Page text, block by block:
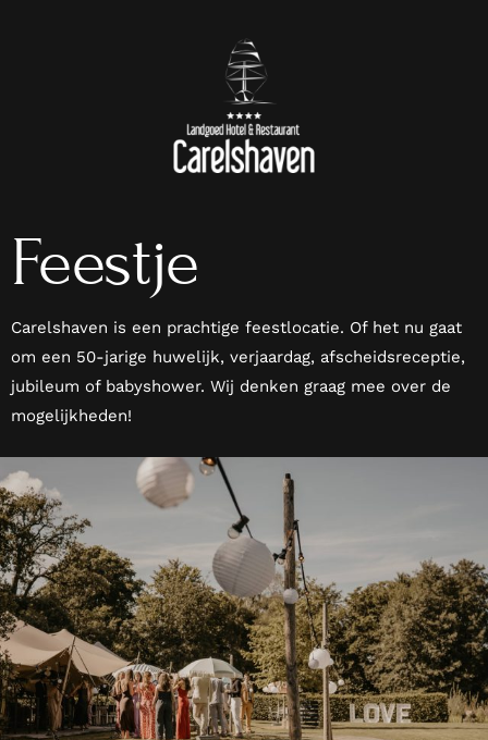
Feestje
Carelshaven is een prachtige feestlocatie. Of het nu gaat
om een 50-jarige huwelijk, verjaardag, afscheidsreceptie,
jubileum of babyshower. Wij denken graag mee over de
mogelijkheden!